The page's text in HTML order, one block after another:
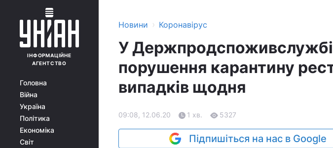
ІНФОРМАЦІЙНЕ
АГЕНТСТВО
Головна
Війна
Україна
Політика
Економіка
Світ
Новини › Коронавірус
У Держпродспоживслужбі
порушення карантину
випадків щодня
09:08, 12.06.20 1 хв. 5327
Підпишіться на нас в Google